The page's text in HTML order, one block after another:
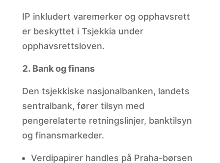
IP inkludert varemerker og opphavsrett
er beskyttet i Tsjekkia under
opphavsrettsloven.
Bank og finans
Den tsjekkiske nasjonalbanken, landets
sentralbank, fører tilsyn med
pengerelaterte retningslinjer, banktilsyn
og finansmarkeder.
Verdipapirerhandles på Praha-børsen